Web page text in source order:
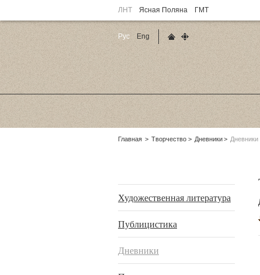
ЛНТ Ясная Поляна ГМТ
Родительские
Главная Творчество Дневники
Художественная литература
Публицистика
Дневники
Рус
Eng